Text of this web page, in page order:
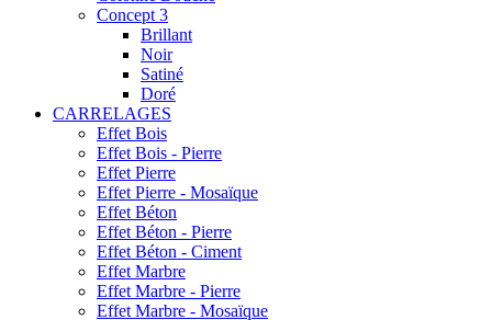
Concept 3
Brillant
Noir
Satiné
Doré
CARRELAGES
Effet Bois
Effet Bois - Pierre
Effet Pierre
Effet Pierre - Mosaïque
Effet Béton
Effet Béton - Pierre
Effet Béton - Ciment
Effet Marbre
Effet Marbre - Pierre
Effet Marbre - Mosaïque